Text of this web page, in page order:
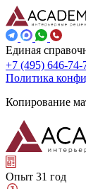
Единая
+7 (495) 646-74-
Политика
Копирование
Опыт 31 год